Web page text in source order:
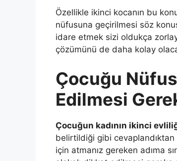
Özellikle ikinci kocanın bu
nüfusuna geçirilmesi söz
idare etmek sizi oldukça
çözümünü de daha kolay
Çocuğu
Edilmesi
Çocuğun kadının ikinci
belirtildiği gibi
için atmanız gereken adıma